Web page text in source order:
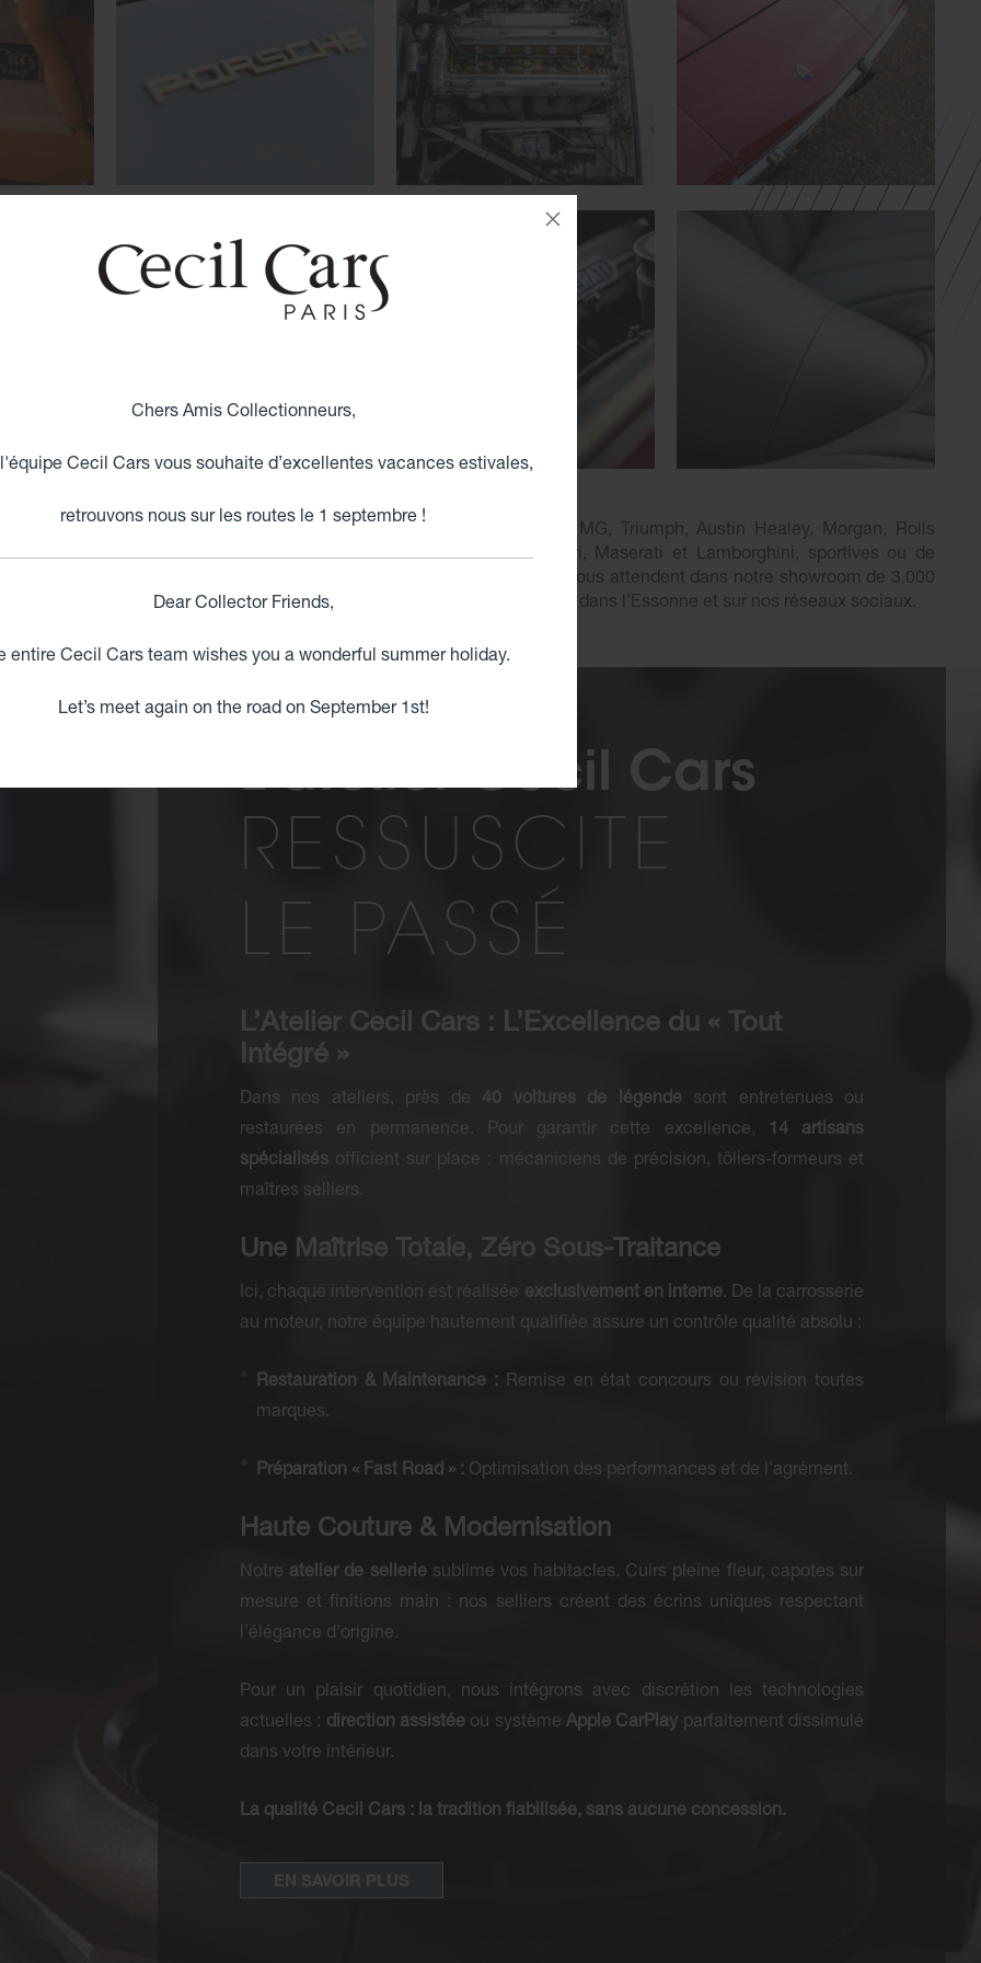
Jaguar, Aston Martin, MG, Triumph, Austin Healey, Morgan, Rolls
Royce, Bentley, Ferrari, Maserati et Lamborghini, sportives ou de
grand tourisme, elles vous attendent dans notre showroom de 3.000
m² installé à Ollainville dans l’Essonne et sur nos réseaux sociaux.
L'atelier Cecil Cars
RESSUSCITE
LE PASSÉ
L’Atelier Cecil Cars : L’Excellence du « Tout
Intégré »
Dans nos ateliers, près de 40 voitures de légendesont entretenues ou
restaurées en permanence. Pour garantir cette excellence,
14 artisans
spécialisés officient sur place : mécaniciens de précision, tôliers-formeurs et
maîtres selliers.
Une Maîtrise Totale, Zéro Sous-Traitance
Ici, chaque intervention est réalisée exclusivement en interne. De la carrosserie
au moteur, notre équipe hautement qualifiée assure un contrôle qualité absolu :
Restauration & Maintenance : Remise en état concours ou révision toutes
marques.
Préparation « Fast Road » : Optimisation des performances et de l’agrément.
Haute Couture & Modernisation
Notre atelier de selleriesublime vos habitacles. Cuirs pleine fleur, capotes sur
mesure et finitions main : nos selliers créent des écrins uniques respectant
l’élégance d’origine.
Pour un plaisir quotidien, nous intégrons avec discrétion les technologies
actuelles : direction assistée ou systèmeApple CarPlay parfaitement dissimulé
dans votre intérieur.
La qualité Cecil Cars : la tradition fiabilisée, sans aucune concession.
Chers Amis Collectionneurs,
Cecil Cars vous souhaite d’excellentes vacances estivales,
retrouvons nous sur les routes le 1 septembre !
Dear Collector Friends,
entire Cecil Cars team wishes you a wonderful summer holiday.
Let’s meet again on the road on September 1st!